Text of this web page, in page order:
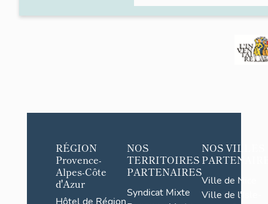
RÉGION
Provence-
Alpes-Côte
d'Azur
NOS
TERRITOIRES
PARTENAIRES
Syndicat Mixte
NOS VILLES
Ville de Nice
Ville de l'Isle-